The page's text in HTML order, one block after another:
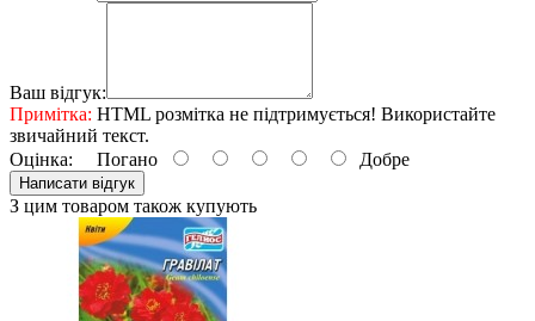
Ваш відгук:
Примітка: HTML розмітка не підтримується! Використайте
звичайний текст.
Оцінка: Погано Добре
Написати відгук
З цим товаром також купують